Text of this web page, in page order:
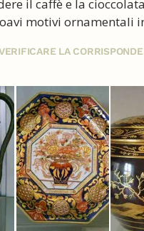
il caffè e la
motivi ornamentali
LA